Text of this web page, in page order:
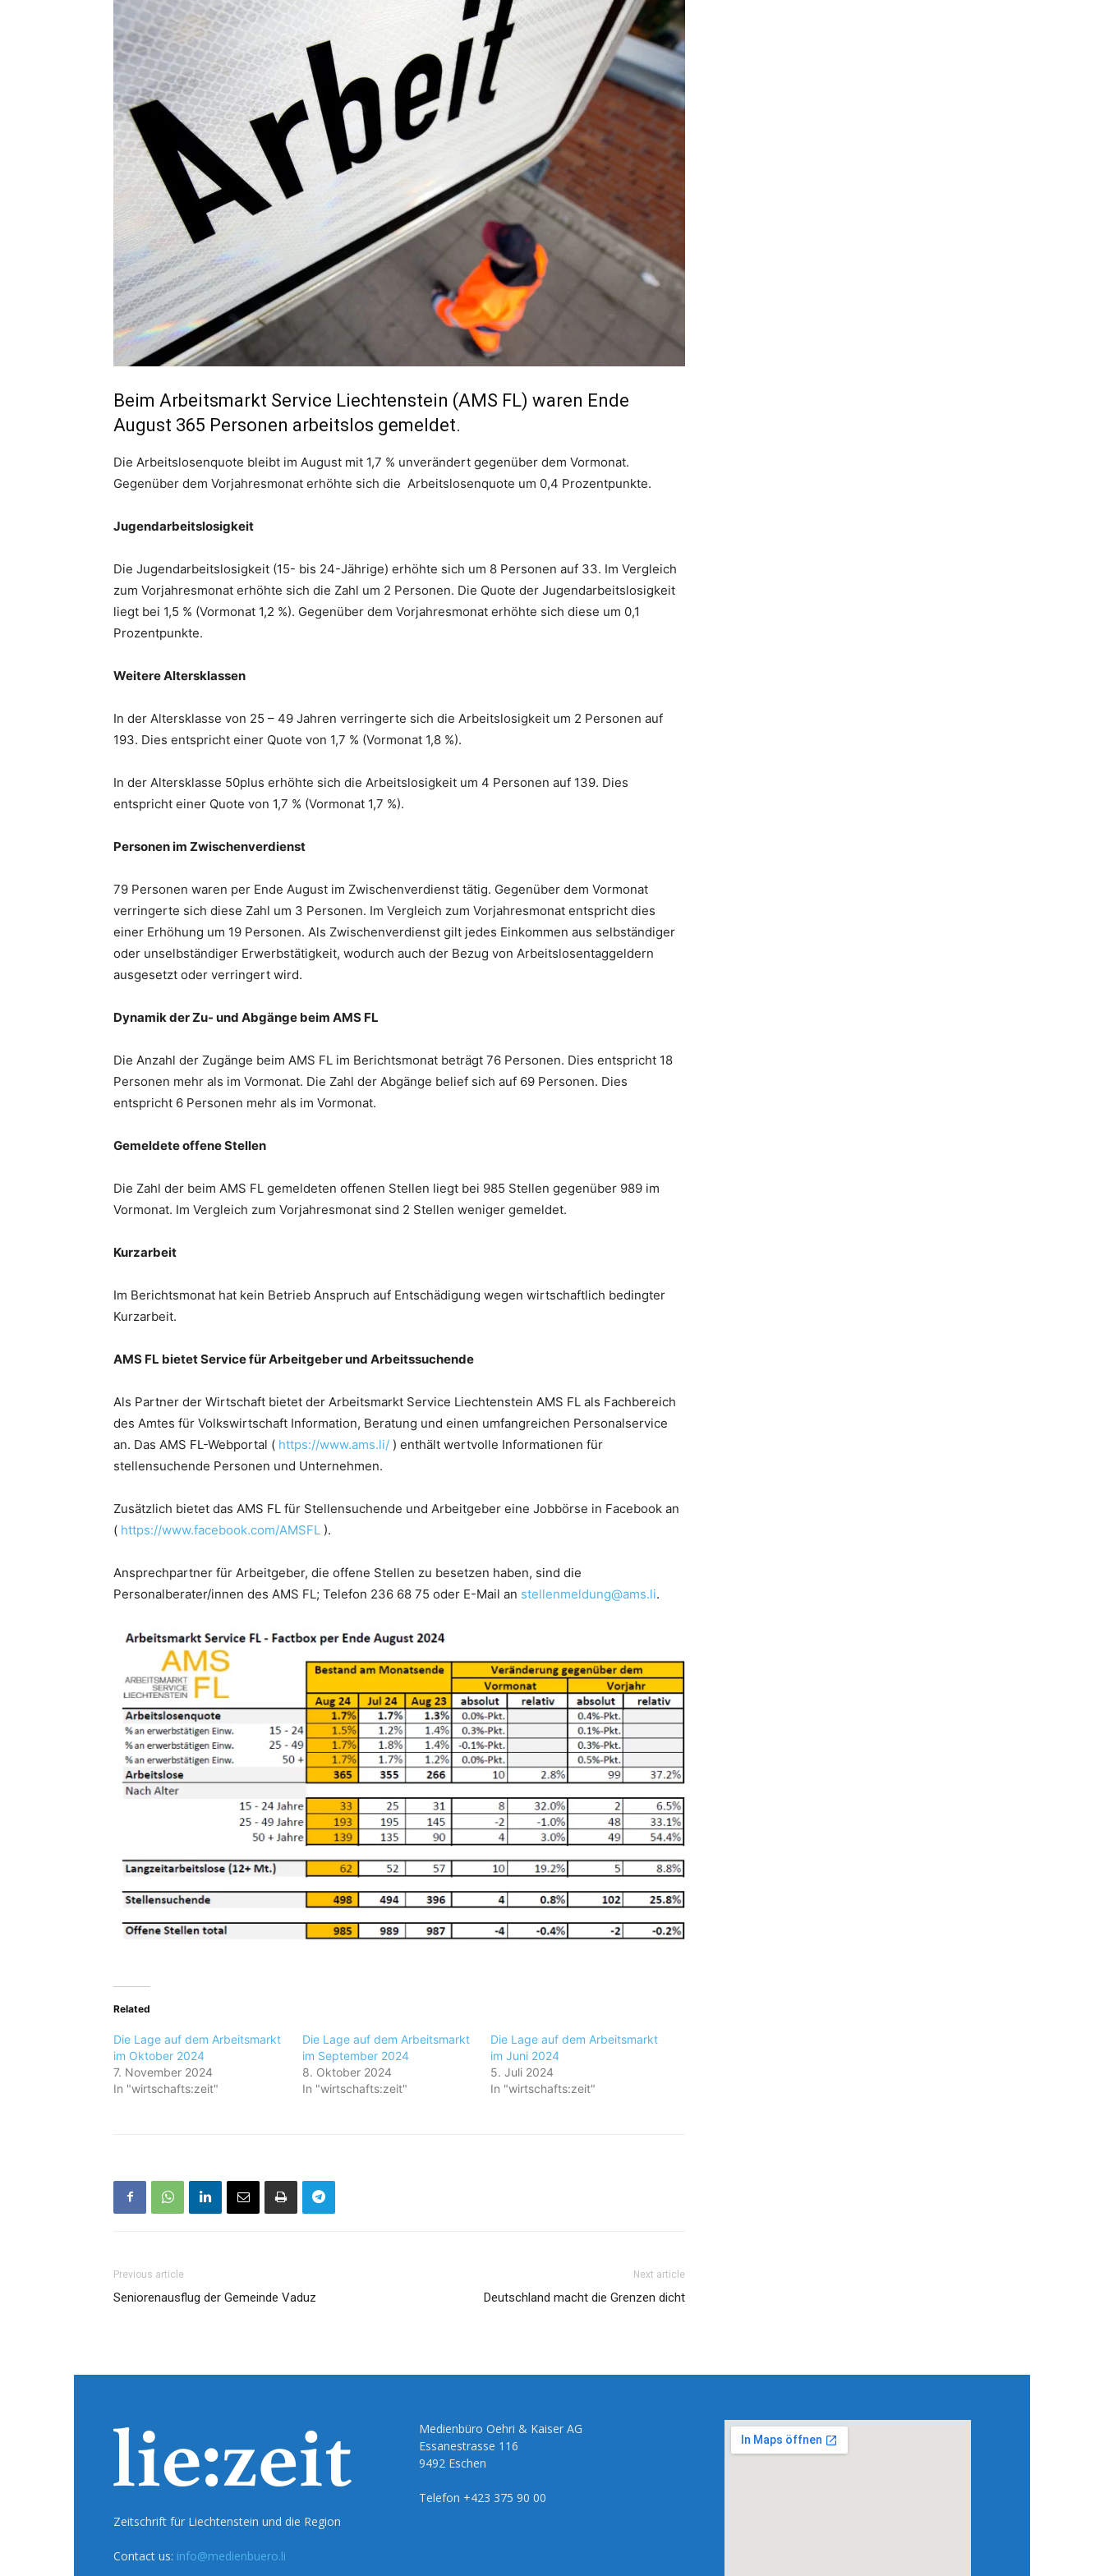
Beim Arbeitsmarkt Service Liechtenstein (AMS FL) waren Ende
August 365 Personen arbeitslos gemeldet.
Die Arbeitslosenquote bleibt im August mit 1,7 % unverändert gegenüber dem Vormonat.
Gegenüber dem Vorjahresmonat erhöhte sich die Arbeitslosenquote um 0,4 Prozentpunkte.
Jugendarbeitslosigkeit
Die Jugendarbeitslosigkeit (15- bis 24-Jährige) erhöhte sich um 8 Personen auf 33. Im Vergleich
zum Vorjahresmonat erhöhte sich die Zahl um 2 Personen. Die Quote der Jugendarbeitslosigkeit
liegt bei 1,5 % (Vormonat 1,2 %). Gegenüber dem Vorjahresmonat erhöhte sich diese um 0,1
Prozentpunkte.
Weitere Altersklassen
In der Altersklasse von 25 – 49 Jahren verringerte sich die Arbeitslosigkeit um 2 Personen auf
193. Dies entspricht einer Quote von 1,7 % (Vormonat 1,8 %).
In der Altersklasse 50plus erhöhte sich die Arbeitslosigkeit um 4 Personen auf 139. Dies
entspricht einer Quote von 1,7 % (Vormonat 1,7 %).
Personen im Zwischenverdienst
79 Personen waren per Ende August im Zwischenverdienst tätig. Gegenüber dem Vormonat
verringerte sich diese Zahl um 3 Personen. Im Vergleich zum Vorjahresmonat entspricht dies
einer Erhöhung um 19 Personen. Als Zwischenverdienst gilt jedes Einkommen aus selbständiger
oder unselbständiger Erwerbstätigkeit, wodurch auch der Bezug von Arbeitslosentaggeldern
ausgesetzt oder verringert wird.
Dynamik der Zu- und Abgänge beim AMS FL
Die Anzahl der Zugänge beim AMS FL im Berichtsmonat beträgt 76 Personen. Dies entspricht 18
Personen mehr als im Vormonat. Die Zahl der Abgänge belief sich auf 69 Personen. Dies
entspricht 6 Personen mehr als im Vormonat.
Gemeldete offene Stellen
Die Zahl der beim AMS FL gemeldeten offenen Stellen liegt bei 985 Stellen gegenüber 989 im
Vormonat. Im Vergleich zum Vorjahresmonat sind 2 Stellen weniger gemeldet.
Kurzarbeit
Im Berichtsmonat hat kein Betrieb Anspruch auf Entschädigung wegen wirtschaftlich bedingter
Kurzarbeit.
AMS FL bietet Service für Arbeitgeber und Arbeitssuchende
Als Partner der Wirtschaft bietet der Arbeitsmarkt Service Liechtenstein AMS FL als Fachbereich
des Amtes für Volkswirtschaft Information, Beratung und einen umfangreichen Personalservice
an. Das AMS FL-Webportal ( https://www.ams.li/ ) enthält wertvolle Informationen für
stellensuchende Personen und Unternehmen.
Zusätzlich bietet das AMS FL für Stellensuchende und Arbeitgeber eine Jobbörse in Facebook an
( https://www.facebook.com/AMSFL ).
Ansprechpartner für Arbeitgeber, die offene Stellen zu besetzen haben, sind die
Personalberater/innen des AMS FL; Telefon 236 68 75 oder E-Mail an stellenmeldung@ams.li.
Related
Die Lage auf dem Arbeitsmarkt
im Oktober 2024
7. November 2024
In "wirtschafts:zeit"
Die Lage auf dem Arbeitsmarkt
im September 2024
8. Oktober 2024
In "wirtschafts:zeit"
Die Lage auf dem Arbeitsmarkt
im Juni 2024
5. Juli 2024
In "wirtschafts:zeit"
Previous article
Seniorenausflug der Gemeinde Vaduz
Next article
Deutschland macht die Grenzen dicht
Zeitschrift für Liechtenstein und die Region
Contact us: info@medienbuero.li
Medienbüro Oehri & Kaiser AG
Essanestrasse 116
9492 Eschen
Telefon +423 375 90 00